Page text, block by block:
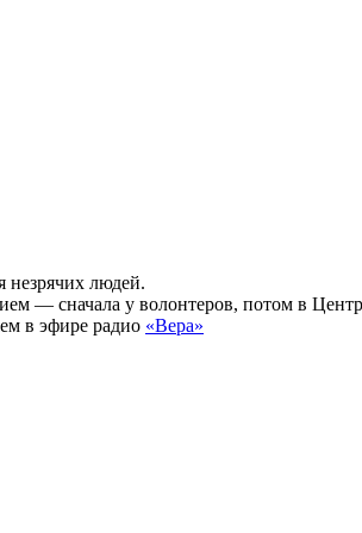
людей.
— сначала у волонтеров, потом в
в эфире радио «Вера»